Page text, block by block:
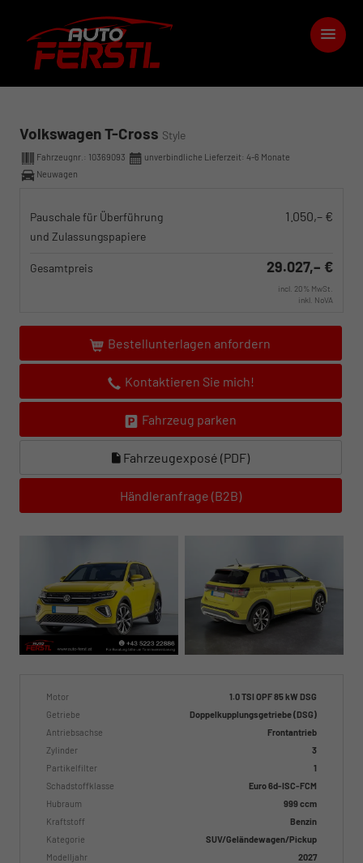
Volkswagen T-Cross Style
Fahrzeugnr.: 10369093
unverbindliche Lieferzeit: 4-6 Monate
Neuwagen
Pauschale für Überführung
und Zulassungspapiere
1.050,– €
Gesamtpreis 29.027,– €
incl. 20% MwSt.
inkl. NoVA
Bestellunterlagen anfordern
Kontaktieren Sie mich!
Fahrzeug parken
Fahrzeugexposé (PDF)
Händleranfrage (B2B)
Motor
1.0 TSI OPF 85 kW DSG
Getriebe
Doppelkupplungsgetriebe (DSG)
Antriebsachse
Frontantrieb
Zylinder
3
Partikelfilter
1
Schadstoffklasse
Euro 6d-ISC-FCM
Hubraum
999 ccm
Kraftstoff
Benzin
Kategorie
SUV/Geländewagen/Pickup
Modelljahr
2027